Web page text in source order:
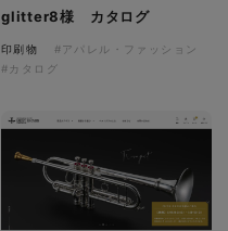
glitter8様 カタログ
印刷物
#アパレル・ファッション
#カタログ